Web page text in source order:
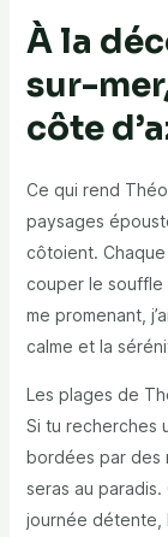
À la
sur-
côte
Ce qui rend
paysages
côtoient.
couper le souffle
me promenant,
calme et la
Les plages de
Si tu recherches
bordées par des
seras au
journée détente,